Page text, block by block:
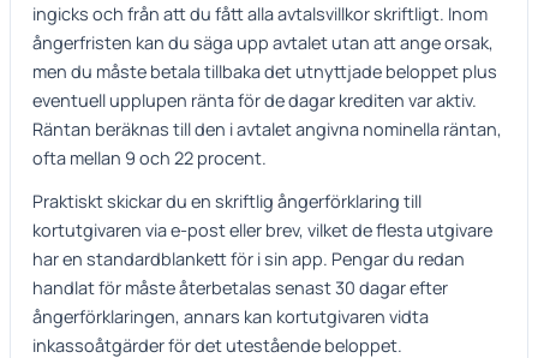
ingicks och från att du fått alla avtalsvillkor skriftligt. Inom
ångerfristen kan du säga upp avtalet utan att ange orsak,
men du måste betala tillbaka det utnyttjade beloppet plus
eventuell upplupen ränta för de dagar krediten var aktiv.
Räntan beräknas till den i avtalet angivna nominella räntan,
ofta mellan 9 och 22 procent.
Praktiskt skickar du en skriftlig ångerförklaring till
kortutgivaren via e-post eller brev, vilket de flesta utgivare
har en standardblankett för i sin app. Pengar du redan
handlat för måste återbetalas senast 30 dagar efter
ångerförklaringen, annars kan kortutgivaren vidta
inkassoåtgärder för det utestående beloppet.